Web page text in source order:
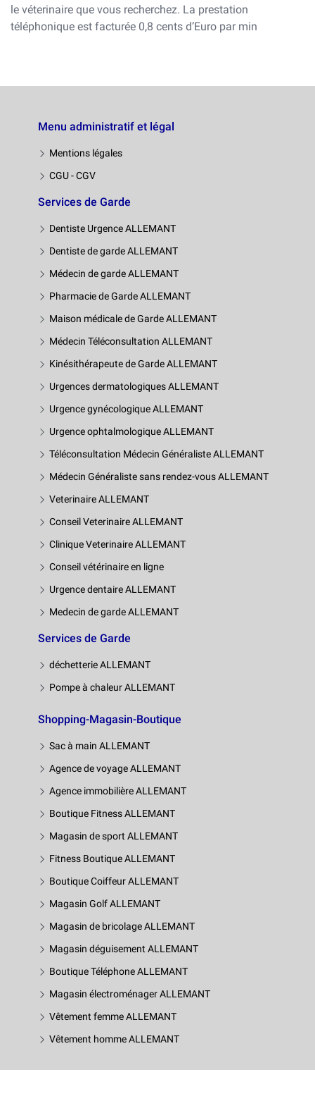
le véterinaire que vous recherchez. La prestation
téléphonique est facturée 0,8 cents d’Euro par min
Menu administratif et légal
Mentions légales
CGU - CGV
Services de Garde
Dentiste Urgence ALLEMANT
Dentiste de garde ALLEMANT
Médecin de garde ALLEMANT
Pharmacie de Garde ALLEMANT
Maison médicale de Garde ALLEMANT
Médecin Téléconsultation ALLEMANT
Kinésithérapeute de Garde ALLEMANT
Urgences dermatologiques ALLEMANT
Urgence gynécologique ALLEMANT
Urgence ophtalmologique ALLEMANT
Téléconsultation Médecin Généraliste ALLEMANT
Médecin Généraliste sans rendez-vous ALLEMANT
Veterinaire ALLEMANT
Conseil Veterinaire ALLEMANT
Clinique Veterinaire ALLEMANT
Conseil vétérinaire en ligne
Urgence dentaire ALLEMANT
Medecin de garde ALLEMANT
Services de Garde
déchetterie ALLEMANT
Pompe à chaleur ALLEMANT
Shopping-Magasin-Boutique
Sac à main ALLEMANT
Agence de voyage ALLEMANT
Agence immobilière ALLEMANT
Boutique Fitness ALLEMANT
Magasin de sport ALLEMANT
Fitness Boutique ALLEMANT
Boutique Coiffeur ALLEMANT
Magasin Golf ALLEMANT
Magasin de bricolage ALLEMANT
Magasin déguisement ALLEMANT
Boutique Téléphone ALLEMANT
Magasin électroménager ALLEMANT
Vêtement femme ALLEMANT
Vêtement homme ALLEMANT